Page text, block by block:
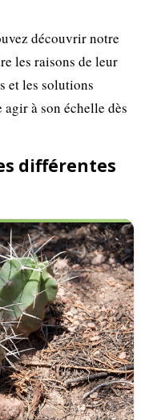
découvrir notre
les raisons de leur
et les solutions
à son échelle dès
différentes